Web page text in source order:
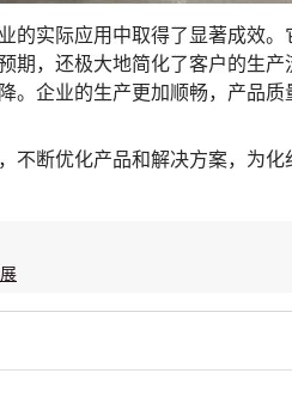
的实际应用中取得了显著成效
期，还极大地简化了客户的生
。企业的生产更加顺畅，产品
不断优化产品和解决方案，为